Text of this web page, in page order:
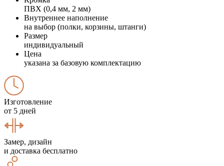
ПВХ (0,4 мм, 2 мм)
Внутреннее наполнение
на выбор (полки, корзины, штанги)
Размер
индивидуальный
Цена
указана за базовую комплектацию
Изготовление
от 5 дней
Замер, дизайн
и доставка бесплатно